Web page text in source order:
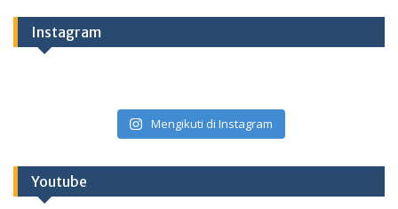
Instagram
Mengikuti di Instagram
Youtube